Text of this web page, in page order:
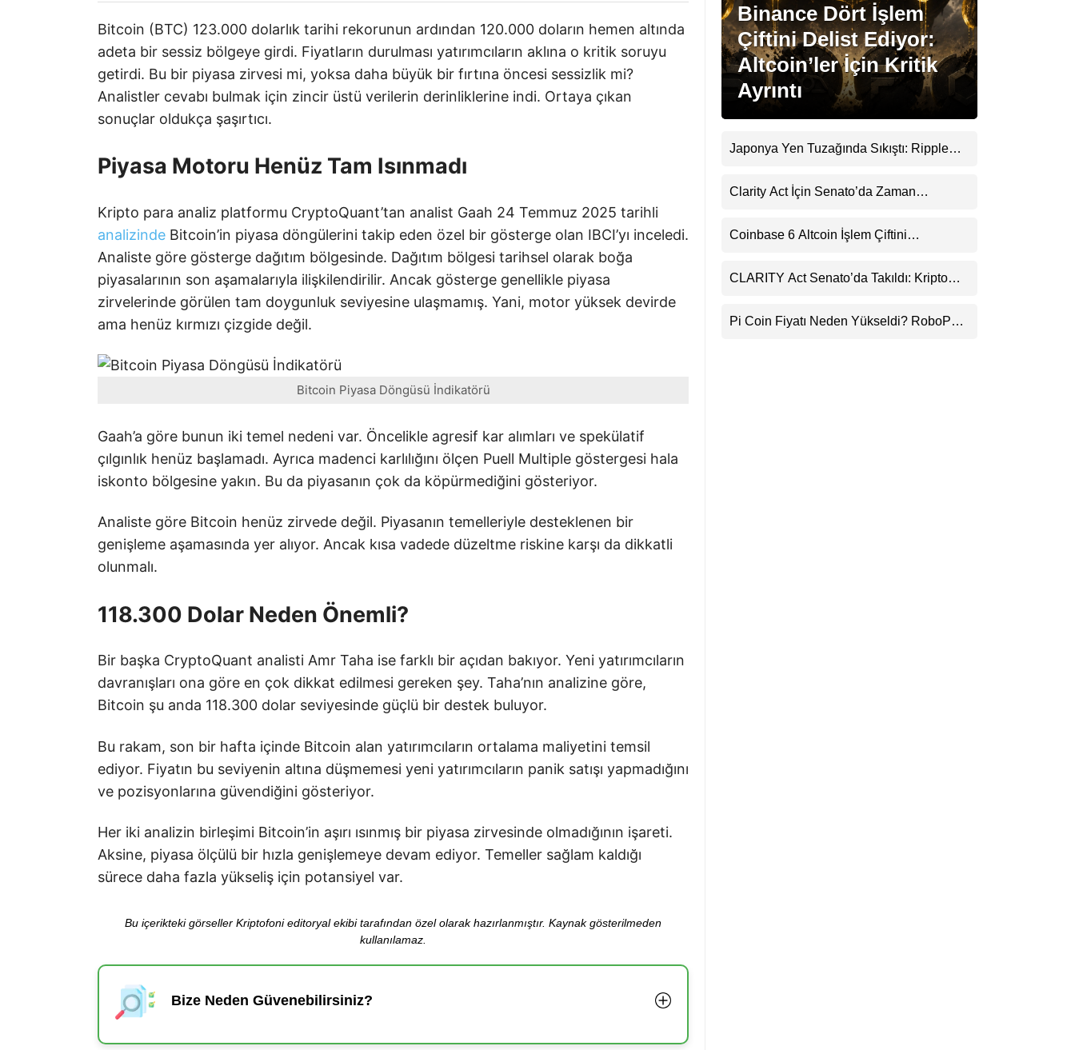
Instagram
Youtube
TikTok
Bitcoin (BTC) 123.000 dolarlık tarihi rekorunun ardından 120.000 doların hemen altında
adeta bir sessiz bölgeye girdi. Fiyatların durulması yatırımcıların aklına o kritik soruyu
getirdi. Bu bir piyasa zirvesi mi, yoksa daha büyük bir fırtına öncesi sessizlik mi?
Analistler cevabı bulmak için zincir üstü verilerin derinliklerine indi. Ortaya çıkan
sonuçlar oldukça şaşırtıcı.
Piyasa Motoru Henüz Tam Isınmadı
Kripto para analiz platformu CryptoQuant’tan analist Gaah 24 Temmuz 2025 tarihli
analizinde Bitcoin’in piyasa döngülerini takip eden özel bir gösterge olan IBCI’yı inceledi.
Analiste göre gösterge dağıtım bölgesinde. Dağıtım bölgesi tarihsel olarak boğa
piyasalarının son aşamalarıyla ilişkilendirilir. Ancak gösterge genellikle piyasa
zirvelerinde görülen tam doygunluk seviyesine ulaşmamış. Yani, motor yüksek devirde
ama henüz kırmızı çizgide değil.
Bitcoin Piyasa Döngüsü İndikatörü
Gaah’a göre bunun iki temel nedeni var. Öncelikle agresif kar alımları ve spekülatif
çılgınlık henüz başlamadı. Ayrıca madenci karlılığını ölçen Puell Multiple göstergesi hala
iskonto bölgesine yakın. Bu da piyasanın çok da köpürmediğini gösteriyor.
Analiste göre Bitcoin henüz zirvede değil. Piyasanın temelleriyle desteklenen bir
genişleme aşamasında yer alıyor. Ancak kısa vadede düzeltme riskine karşı da dikkatli
olunmalı.
118.300 Dolar Neden Önemli?
Bir başka CryptoQuant analisti Amr Taha ise farklı bir açıdan bakıyor. Yeni yatırımcıların
davranışları ona göre en çok dikkat edilmesi gereken şey. Taha’nın analizine göre,
Bitcoin şu anda 118.300 dolar seviyesinde güçlü bir destek buluyor.
Bu rakam, son bir hafta içinde Bitcoin alan yatırımcıların ortalama maliyetini temsil
ediyor. Fiyatın bu seviyenin altına düşmemesi yeni yatırımcıların panik satışı yapmadığını
ve pozisyonlarına güvendiğini gösteriyor.
Her iki analizin birleşimi Bitcoin’in aşırı ısınmış bir piyasa zirvesinde olmadığının işareti.
Aksine, piyasa ölçülü bir hızla genişlemeye devam ediyor. Temeller sağlam kaldığı
sürece daha fazla yükseliş için potansiyel var.
Bu içerikteki görseller Kriptofoni editoryal ekibi tarafından özel olarak hazırlanmıştır. Kaynak gösterilmeden
kullanılamaz.
Bize Neden Güvenebilirsiniz?
Binance Dört İşlem
Çiftini Delist Ediyor:
Altcoin’ler İçin Kritik
Ayrıntı
Japonya Yen Tuzağında Sıkıştı: Ripple
Clarity Act İçin Senato’da Zaman
Coinbase 6 Altcoin İşlem Çiftini
CLARITY Act Senato’da Takıldı: Kripto
Pi Coin Fiyatı Neden Yükseldi? RoboPay